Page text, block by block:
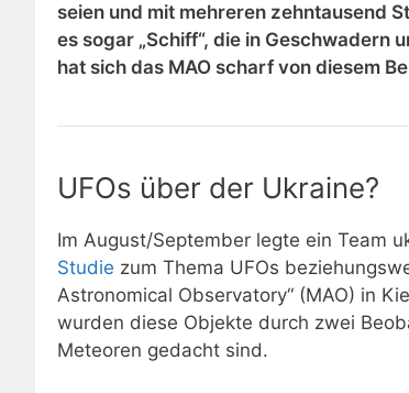
seien und mit mehreren zehntausend
es sogar „Schiff“, die in Geschwadern
hat sich das MAO scharf von diesem
UFOs über der Ukraine?
Im August/September legte ein Team
Studie zum Thema UFOs
Astronomical Observatory“ (MAO) in
wurden diese Objekte durch zwei
Meteoren gedacht sind.